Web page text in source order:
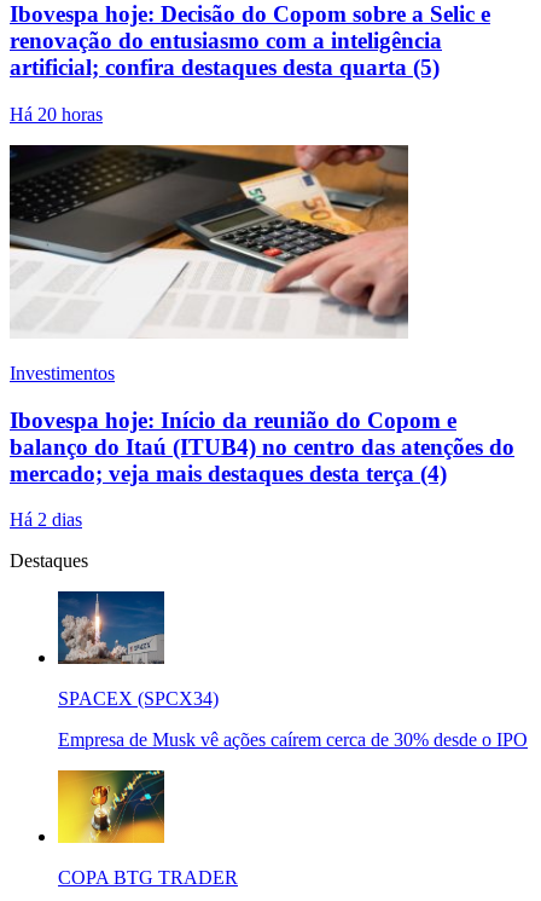
Ibovespa hoje: Decisão do Copom sobre a Selic e
renovação do entusiasmo com a inteligência
artificial; confira destaques desta quarta (5)
Há 20 horas
Investimentos
Ibovespa hoje: Início da reunião do Copom e
balanço do Itaú (ITUB4) no centro das atenções do
mercado; veja mais destaques desta terça (4)
Há 2 dias
Destaques
SPACEX (SPCX34)
Empresa de Musk vê ações caírem cerca de 30% desde o IPO
COPA BTG TRADER